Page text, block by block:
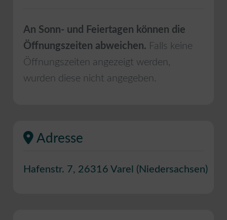
An Sonn- und Feiertagen können die
Öffnungszeiten abweichen. Falls keine
Öffnungszeiten angezeigt werden,
wurden diese nicht angegeben.
Adresse
Hafenstr. 7, 26316 Varel ( Niedersachsen)